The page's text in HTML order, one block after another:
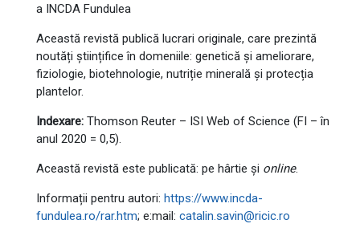
a INCDA Fundulea
Această revistă publică lucrari originale, care prezintă
noutăți științifice în domeniile: genetică și ameliorare,
fiziologie, biotehnologie, nutriție minerală și protecția
plantelor.
Indexare: Thomson Reuter – ISI Web of Science (FI – în
anul 2020 = 0,5).
Această revistă este publicată: pe hârtie și online.
Informații pentru autori: https://www.incda-
fundulea.ro/rar.htm; e:mail: catalin.savin@ricic.ro